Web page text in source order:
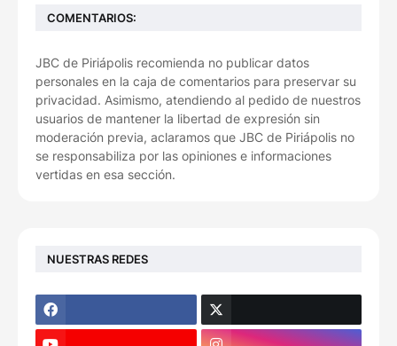
COMENTARIOS:
JBC de Piriápolis recomienda no publicar datos
personales en la caja de comentarios para preservar su
privacidad. Asimismo, atendiendo al pedido de nuestros
usuarios de mantener la libertad de expresión sin
moderación previa, aclaramos que JBC de Piriápolis no
se responsabiliza por las opiniones e informaciones
vertidas en esa sección.
NUESTRAS REDES